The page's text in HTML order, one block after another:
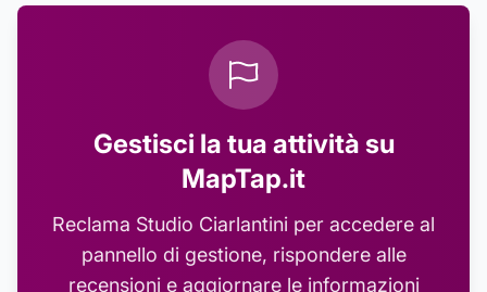
Gestisci la tua attività su
MapTap.it
Reclama Studio Ciarlantini per accedere al
pannello di gestione, rispondere alle
recensioni e aggiornare le informazioni